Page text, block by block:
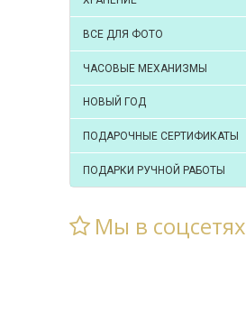
ВСЕ ДЛЯ ФОТО
ЧАСОВЫЕ МЕХАНИЗМЫ
НОВЫЙ ГОД
ПОДАРОЧНЫЕ СЕРТИФИКАТЫ
ПОДАРКИ РУЧНОЙ РАБОТЫ
Мы в соцсетях